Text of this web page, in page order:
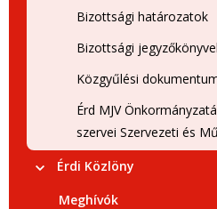
Bizottsági határozatok
Bizottsági
Közgyűlési
Érd MJV
szervei Szervezeti és
Érdi Közlöny
Meghívók